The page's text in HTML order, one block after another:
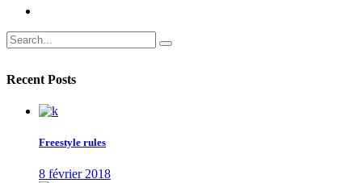
Search
for:
Recent Posts
Freestyle rules
8 février 2018